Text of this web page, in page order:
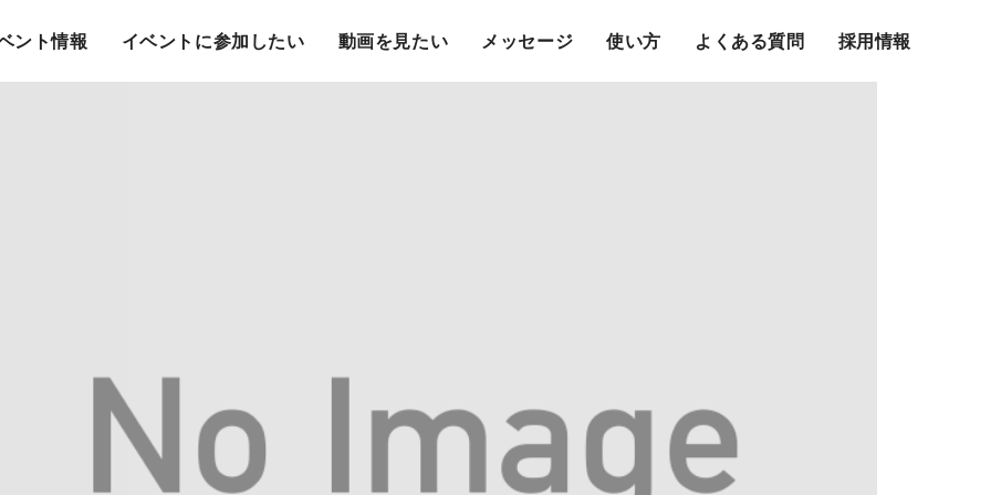
ント情報 イベントに参加したい 動画を見たい メッセージ 使い方 よくある質問 採用情報